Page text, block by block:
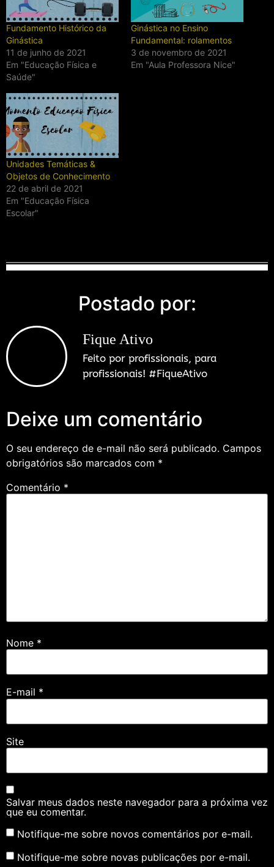
Fundamento Histórico da
Ginástica
11 de junho de 2021
Em "Educação Física e
Saúde"
Ginástica no Ensino
Fundamental: rolamentos
3 de novembro de 2021
Em "Aula Professora Nice"
Unidades Temáticas &
Objetos de Conhecimento
22 de abril de 2021
Em "Educação Física
Escolar"
Postado por:
Fique Ativo
Feito por profissionais, para
profissionais! #FiqueAtivo
Deixe um comentário
O seu endereço de e-mail não será publicado. Campos
obrigatórios são marcados com *
Comentário *
Nome *
E-mail *
Site
Salvar meus dados neste navegador para a próxima vez
que eu comentar.
Notifique-me sobre novos comentários por e-mail.
Notifique-me sobre novas publicações por e-mail.